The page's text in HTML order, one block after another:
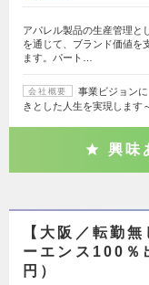
アパレル製品の生産管理と
を通じて、ブランド価値を
ます。パート…
会社概要
事業ビジョン
きとした人生を実現します
興味
【大阪／転勤
ーエンス100％
円）